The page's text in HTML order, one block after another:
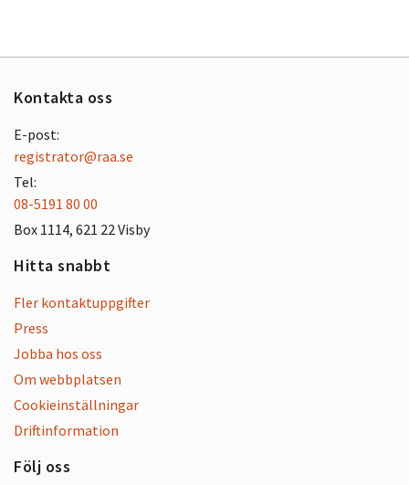
Kontakta oss
E-post:
registrator@raa.se
Tel:
08-5191 80 00
Box 1114, 621 22 Visby
Hitta snabbt
Fler kontaktuppgifter
Press
Jobba hos oss
Om webbplatsen
Cookieinställningar
Driftinformation
Följ oss